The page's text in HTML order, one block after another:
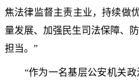
焦法律监督主责主业，持续做
量发展、加强民生司法保障、
担当。”
“作为一名基层公安机关政